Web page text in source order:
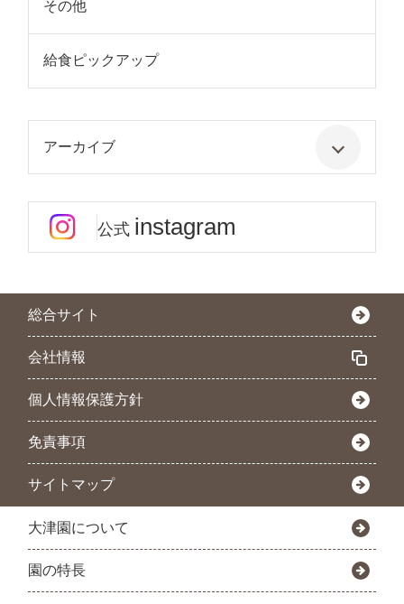
その他
給食ピックアップ
アーカイブ
公式 instagram
総合サイト
会社情報
個人情報保護方針
免責事項
サイトマップ
大津園について
園の特長